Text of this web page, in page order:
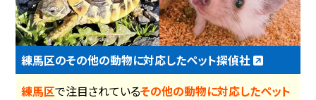
練馬区のその他の動物に対応したペット探偵社
練馬区で注目されているその他の動物に対応したペット